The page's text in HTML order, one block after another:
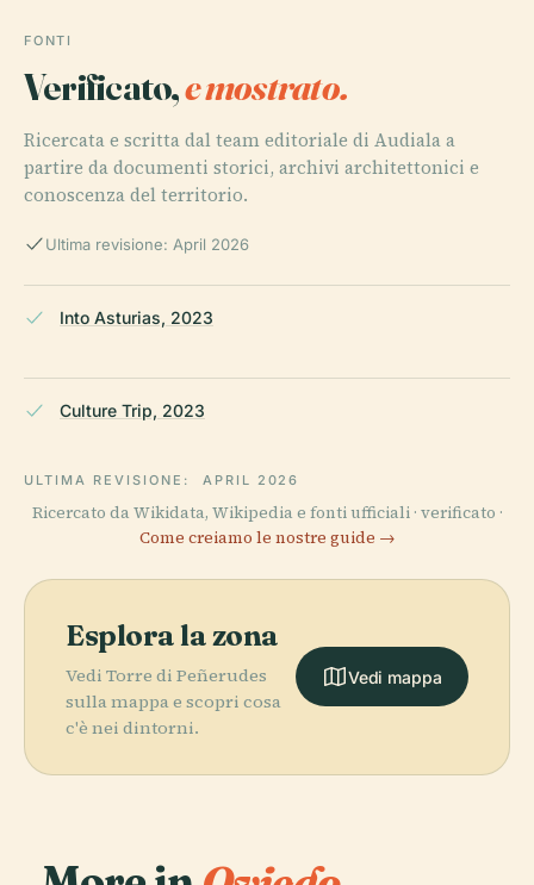
FONTI
Verificato,e mostrato.
Ricercata e scritta dal team editoriale di Audiala a
partire da documenti storici, archivi architettonici e
conoscenza del territorio.
Ultima revisione: April 2026
Into Asturias, 2023
Culture Trip, 2023
ULTIMA REVISIONE: APRIL 2026
Ricercato da Wikidata, Wikipedia e fonti ufficiali · verificato ·
Come creiamo le nostre guide →
Esplora la zona
Vedi Torre di Peñerudes
sulla mappa e scopri cosa
c'è nei dintorni.
Vedi mappa